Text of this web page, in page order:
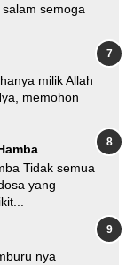
semoga
memohon
Tidak semua
yang
nya